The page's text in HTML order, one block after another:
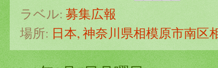
ラベル: 募集広報
場所: 日本, 神奈川県相模原市南区